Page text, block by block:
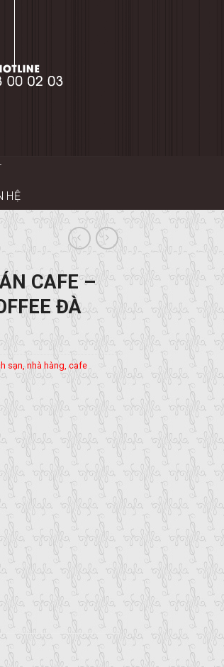
HỆ
CAFE –
ĐÀ
sạn, nhà hàng, cafe